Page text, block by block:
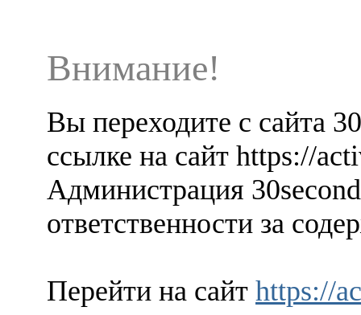
Внимание!
Вы переходите с сайта
ссылке на сайт https://
Администрация
ответственности за
Перейти на сайт https://